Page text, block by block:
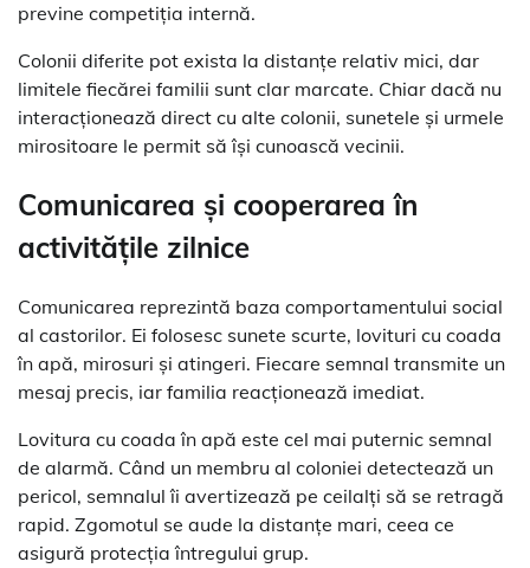
previne competiția internă.
Colonii diferite pot exista la distanțe relativ mici, dar
limitele fiecărei familii sunt clar marcate. Chiar dacă nu
interacționează direct cu alte colonii, sunetele și urmele
mirositoare le permit să își cunoască vecinii.
Comunicarea și cooperarea în
activitățile zilnice
Comunicarea reprezintă baza comportamentului social
al castorilor. Ei folosesc sunete scurte, lovituri cu coada
în apă, mirosuri și atingeri. Fiecare semnal transmite un
mesaj precis, iar familia reacționează imediat.
Lovitura cu coada în apă este cel mai puternic semnal
de alarmă. Când un membru al coloniei detectează un
pericol, semnalul îi avertizează pe ceilalți să se retragă
rapid. Zgomotul se aude la distanțe mari, ceea ce
asigură protecția întregului grup.